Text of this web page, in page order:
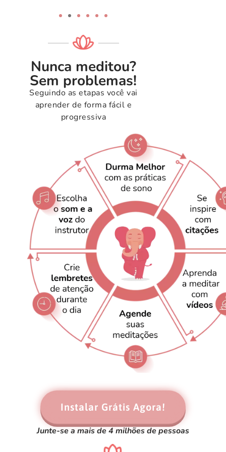
Nunca meditou?
Sem problemas!
Seguindo as etapas você vai
aprender de forma fácil e
progressiva
Instalar Grátis Agora!
Junte-se a mais de 4 milhões de pessoas